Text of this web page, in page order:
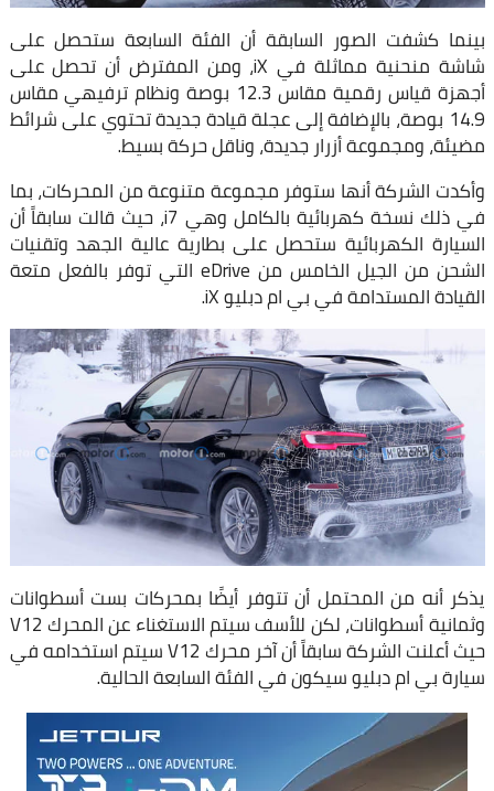
بينما كشفت الصور السابقة أن الفئة السابعة ستحصل على
شاشة منحنية مماثلة في iX، ومن المفترض أن تحصل على
أجهزة قياس رقمية مقاس 12.3 بوصة ونظام ترفيهي مقاس
14.9 بوصة، بالإضافة إلى عجلة قيادة جديدة تحتوي على شرائط
مضيئة، ومجموعة أزرار جديدة، وناقل حركة بسيط.
وأكدت الشركة أنها ستوفر مجموعة متنوعة من المحركات، بما
في ذلك نسخة كهربائية بالكامل وهي i7، حيث قالت سابقاً أن
السيارة الكهربائية ستحصل على بطارية عالية الجهد وتقنيات
الشحن من الجيل الخامس من eDrive التي توفر بالفعل متعة
القيادة المستدامة في بي ام دبليو iX.
يذكر أنه من المحتمل أن تتوفر أيضًا بمحركات بست أسطوانات
وثمانية أسطوانات، لكن للأسف سيتم الاستغناء عن المحرك V12
حيث أعلنت الشركة سابقاً أن آخر محرك V12 سيتم استخدامه في
سيارة بي ام دبليو سيكون في الفئة السابعة الحالية.